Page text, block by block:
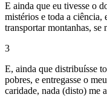
E ainda que eu tivesse o
mistérios e toda a ciência,
transportar montanhas, se
3
E, ainda que distribuísse
pobres, e entregasse o
caridade, nada (disto) me